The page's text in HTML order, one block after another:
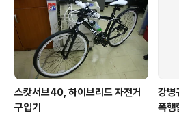
어에서 시간보내며 아이쇼핑중에 발견한 포니
슈즈를 잊지못하고 그리워하게 된것이지요.. 하얀
긴 골지 양말도 함께 장만했는데요. 가을에 반바지
스캇서브40, 하이브리드 자전거
구입기
강병
폭행